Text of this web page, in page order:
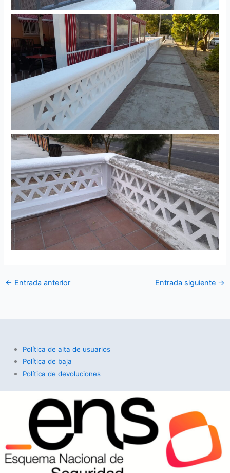
← Entrada anterior Entrada siguiente →
Política de alta de usuarios
Política de baja
Política de devoluciones